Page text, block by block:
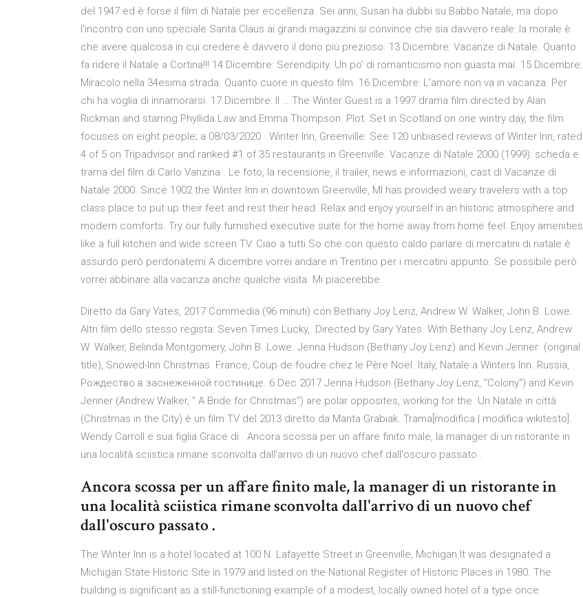
del 1947 ed è forse il film di Natale per eccellenza. Sei anni, Susan ha dubbi su Babbo Natale, ma dopo
l'incontro con uno speciale Santa Claus ai grandi magazzini si convince che sia davvero reale: la morale è
che avere qualcosa in cui credere è davvero il dono più prezioso. 13 Dicembre: Vacanze di Natale. Quanto
fa ridere il Natale a Cortina!!! 14 Dicembre: Serendipity. Un po’ di romanticismo non guasta mai. 15 Dicembre:
Miracolo nella 34esima strada. Quanto cuore in questo film. 16 Dicembre: L’amore non va in vacanza. Per
chi ha voglia di innamorarsi. 17 Dicembre: Il … The Winter Guest is a 1997 drama film directed by Alan
Rickman and starring Phyllida Law and Emma Thompson. Plot. Set in Scotland on one wintry day, the film
focuses on eight people; a 08/03/2020 · Winter Inn, Greenville: See 120 unbiased reviews of Winter Inn, rated
4 of 5 on Tripadvisor and ranked #1 of 35 restaurants in Greenville. Vacanze di Natale 2000 (1999): scheda e
trama del film di Carlo Vanzina . Le foto, la recensione, il trailer, news e informazioni, cast di Vacanze di
Natale 2000. Since 1902 the Winter Inn in downtown Greenville, MI has provided weary travelers with a top
class place to put up their feet and rest their head. Relax and enjoy yourself in an historic atmosphere and
modern comforts. Try our fully furnished executive suite for the home away from home feel. Enjoy amenities
like a full kitchen and wide screen TV. Ciao a tutti So che con questo caldo parlare di mercatini di natale è
assurdo però perdonatemi A dicembre vorrei andare in Trentino per i mercatini appunto. Se possibile però
vorrei abbinare alla vacanza anche qualche visita. Mi piacerebbe
Diretto da Gary Yates, 2017 Commedia (96 minuti) con Bethany Joy Lenz, Andrew W. Walker, John B. Lowe.
Altri film dello stesso regista: Seven Times Lucky, Directed by Gary Yates. With Bethany Joy Lenz, Andrew
W. Walker, Belinda Montgomery, John B. Lowe. Jenna Hudson (Bethany Joy Lenz) and Kevin Jenner (original
title), Snowed-Inn Christmas. France, Coup de foudre chez le Père Noël. Italy, Natale a Winters Inn. Russia,
Рождество в заснеженной гостинице. 6 Dec 2017 Jenna Hudson (Bethany Joy Lenz, "Colony") and Kevin
Jenner (Andrew Walker, " A Bride for Christmas") are polar opposites, working for the Un Natale in città
(Christmas in the City) è un film TV del 2013 diretto da Marita Grabiak. Trama[modifica | modifica wikitesto].
Wendy Carroll e sua figlia Grace di Ancora scossa per un affare finito male, la manager di un ristorante in
una località sciistica rimane sconvolta dall'arrivo di un nuovo chef dall'oscuro passato .
Ancora scossa per un affare finito male, la manager di un ristorante in
una località sciistica rimane sconvolta dall'arrivo di un nuovo chef
dall'oscuro passato .
The Winter Inn is a hotel located at 100 N. Lafayette Street in Greenville, Michigan.It was designated a
Michigan State Historic Site in 1979 and listed on the National Register of Historic Places in 1980. The
building is significant as a still-functioning example of a modest, locally owned hotel of a type once